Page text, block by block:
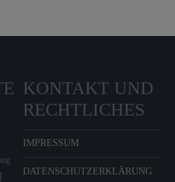
KONTAKT UND
RECHTLICHES
IMPRESSUM
DATENSCHUTZERKLÄRUNG